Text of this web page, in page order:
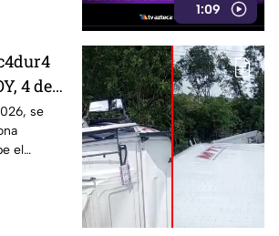
1:09
4 de
se
el